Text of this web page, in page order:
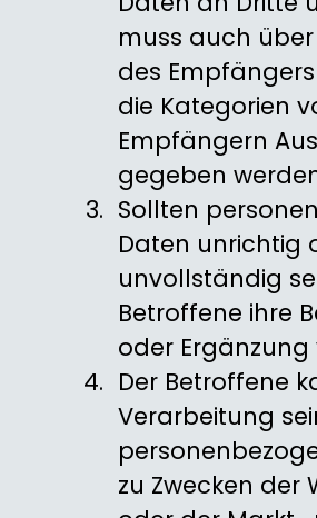
muss auch
des
die Kategorien
Empfängern
gegeben
Sollten
Daten unrichtig
unvollständig
Betroffene ihre
oder
Der Betroffene
Verarbeitung
zu Zwecken der